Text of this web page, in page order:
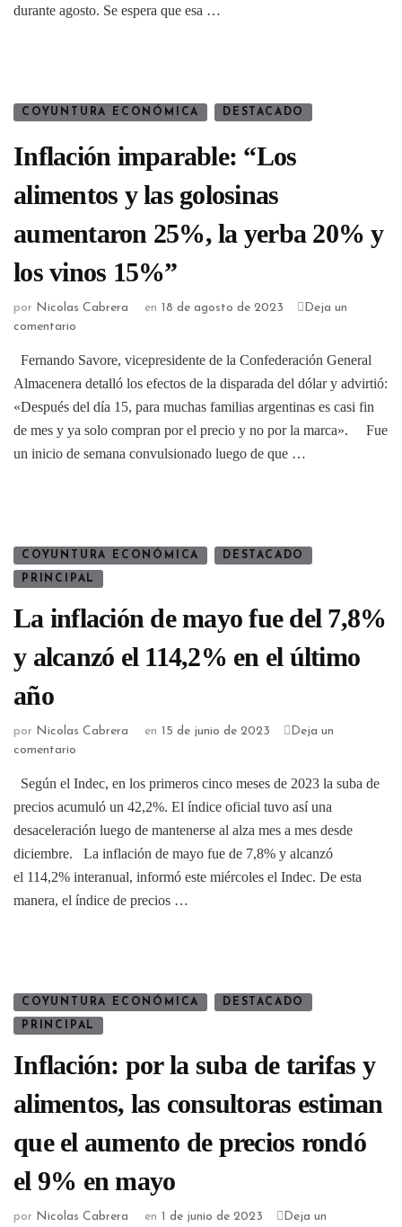
durante agosto. Se espera que esa …
COYUNTURA ECONÓMICA DESTACADO
Inflación imparable: “Los
alimentos y las golosinas
aumentaron 25%, la yerba 20% y
los vinos 15%”
por Nicolas Cabrera en 18 de agosto de 2023
Deja un
comentario
Fernando Savore, vicepresidente de la Confederación General
Almacenera detalló los efectos de la disparada del dólar y advirtió:
«Después del día 15, para muchas familias argentinas es casi fin
de mes y ya solo compran por el precio y no por la marca». Fue
un inicio de semana convulsionado luego de que …
COYUNTURA ECONÓMICA DESTACADO
PRINCIPAL
La inflación de mayo fue del 7,8%
y alcanzó el 114,2% en el último
año
por Nicolas Cabrera en 15 de junio de 2023
Deja un
comentario
Según el Indec, en los primeros cinco meses de 2023 la suba de
precios acumuló un 42,2%. El índice oficial tuvo así una
desaceleración luego de mantenerse al alza mes a mes desde
diciembre. La inflación de mayo fue de 7,8% y alcanzó
el 114,2% interanual, informó este miércoles el Indec. De esta
manera, el índice de precios …
COYUNTURA ECONÓMICA DESTACADO
PRINCIPAL
Inflación: por la suba de tarifas y
alimentos, las consultoras estiman
que el aumento de precios rondó
el 9% en mayo
por Nicolas Cabrera en 1 de junio de 2023
Deja un